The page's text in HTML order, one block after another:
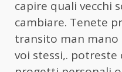
capire quali vecchi
cambiare. Tenete
transito man mano
voi stessi,. potreste